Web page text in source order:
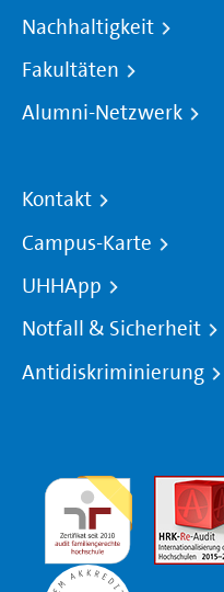
Nachhaltigkeit
Fakultäten
Alumni-Netzwerk
Kontakt
Campus-Karte
UHHApp
Notfall & Sicherheit
Antidiskriminierung